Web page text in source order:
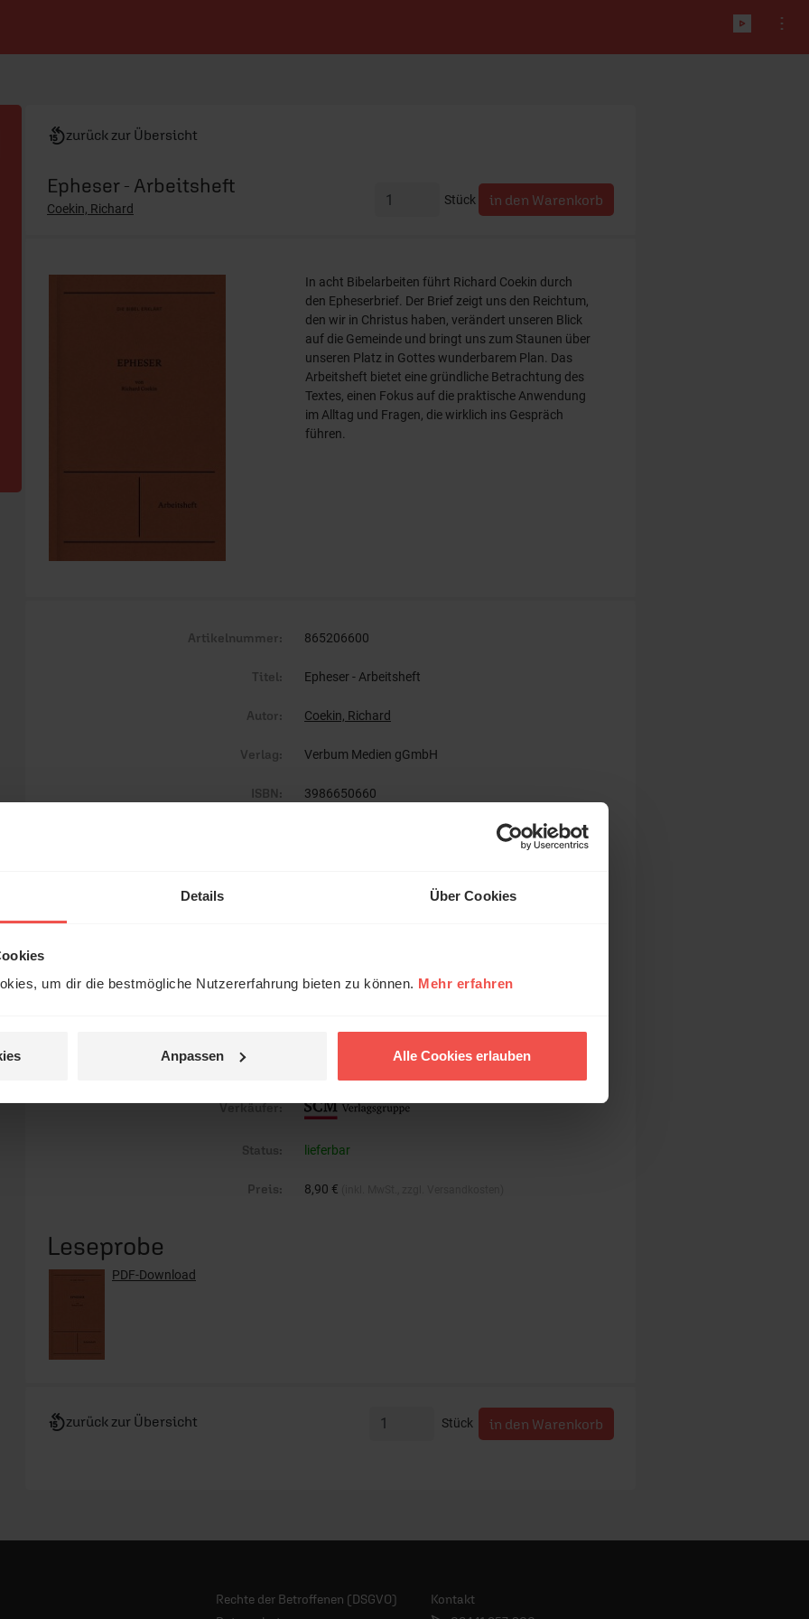
Details Über Cookies
um dir die bestmögliche Nutzererfahrung bieten zu können. Mehr erfahren
Anpassen Alle Cookies erlauben
zurück zur Übersicht
Stück
Epheser - Arbeitsheft
Coekin, Richard
In acht Bibelarbeiten führt Richard Coekin durch
den Epheserbrief. Der Brief zeigt uns den Reichtum,
den wir in Christus haben, verändert unseren Blick
auf die Gemeinde und bringt uns zum Staunen über
unseren Platz in Gottes wunderbarem Plan. Das
Arbeitsheft bietet eine gründliche Betrachtung des
Textes, einen Fokus auf die praktische Anwendung
im Alltag und Fragen, die wirklich ins Gespräch
führen.
Artikelnummer: 865206600
Titel: Epheser - Arbeitsheft
Autor: Coekin, Richard
Verlag: Verbum Medien gGmbH
ISBN: 3986650660
Reihe: Die Bibel erklärt
Format:
Verkäufer:
Status: lieferbar
Preis: 8,90 €
Leseprobe
PDF-Download
Stück
zurück zur Übersicht
Rechte der Betroffenen (DSGVO)
Kontakt